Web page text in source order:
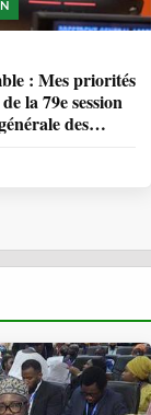
: Mes priorités
la 79e session
des